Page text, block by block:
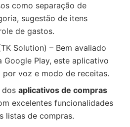
como separação de
sugestão de itens
de gastos.
Solution) – Bem avaliado
Google Play, este aplicativo
voz e modo de receitas.
dos aplicativos de compras
excelentes funcionalidades
listas de compras.